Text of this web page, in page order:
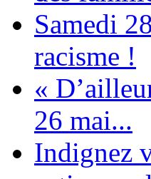
Samedi
racisme !
«
26 mai...
Indignez